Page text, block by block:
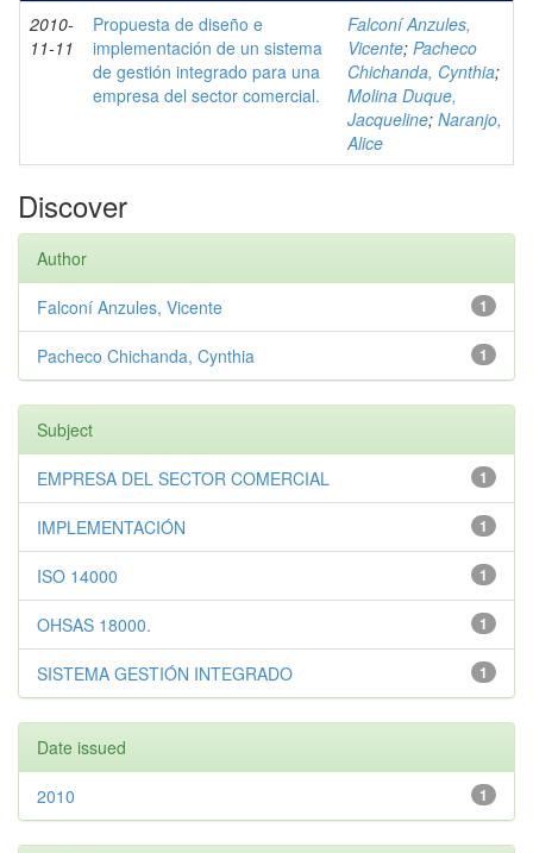
2010-
11-11
Propuesta de diseño e
implementación de un sistema
de gestión integrado para una
empresa del sector comercial.
Falconí Anzules,
Vicente; Pacheco
Chichanda, Cynthia;
Molina Duque,
Jacqueline; Naranjo,
Alice
Discover
Author
1
Falconí Anzules, Vicente
1
Pacheco Chichanda, Cynthia
Subject
1
EMPRESA DEL SECTOR COMERCIAL
1
IMPLEMENTACIÓN
1
ISO 14000
1
OHSAS 18000.
1
SISTEMA GESTIÓN INTEGRADO
Date issued
1
2010